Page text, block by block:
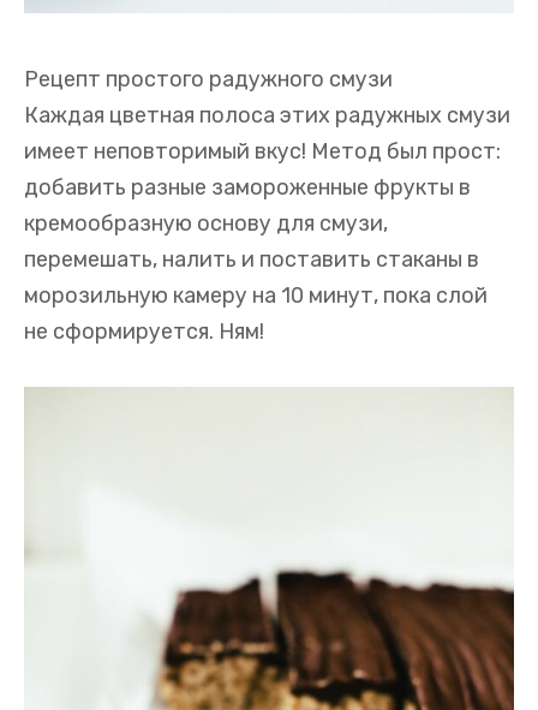
Рецепт простого радужного смузи
Каждая цветная полоса этих радужных смузи
имеет неповторимый вкус! Метод был прост:
добавить разные замороженные фрукты в
кремообразную основу для смузи,
перемешать, налить и поставить стаканы в
морозильную камеру на 10 минут, пока слой
не сформируется. Ням!